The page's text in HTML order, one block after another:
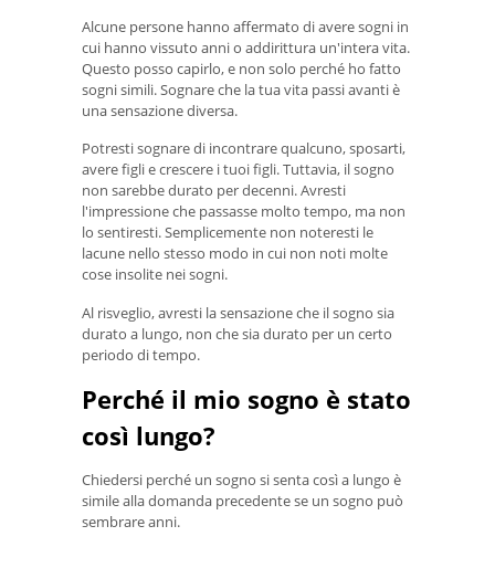
Alcune persone hanno affermato di avere sogni in
cui hanno vissuto anni o addirittura un'intera vita.
Questo posso capirlo, e non solo perché ho fatto
sogni simili. Sognare che la tua vita passi avanti è
una sensazione diversa.
Potresti sognare di incontrare qualcuno, sposarti,
avere figli e crescere i tuoi figli. Tuttavia, il sogno
non sarebbe durato per decenni. Avresti
l'impressione che passasse molto tempo, ma non
lo sentiresti. Semplicemente non noteresti le
lacune nello stesso modo in cui non noti molte
cose insolite nei sogni.
Al risveglio, avresti la sensazione che il sogno sia
durato a lungo, non che sia durato per un certo
periodo di tempo.
Perché il mio sogno è stato
così lungo?
Chiedersi perché un sogno si senta così a lungo è
simile alla domanda precedente se un sogno può
sembrare anni.